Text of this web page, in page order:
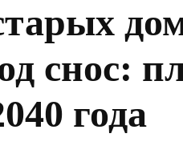
снос:
года